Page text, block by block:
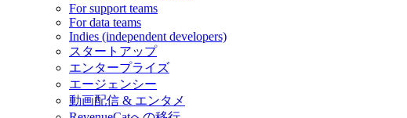
For support teams
For data teams
Indies (independent developers)
スタートアップ
エンタープライズ
エージェンシー
動画配信 & エンタメ